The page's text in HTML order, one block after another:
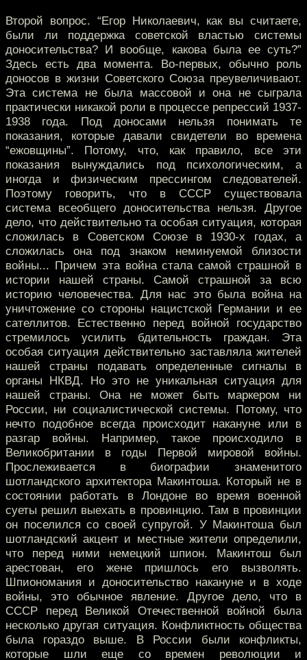
Второй вопрос. “Егор Николаевич, как вы считаете,
были ли поддержка советской властью системы
доносительства? И вообще, какова была ее суть?”
Здесь есть два момента. Во-первых, обычно роль
доносов в жизни Советского Союза преувеличивают.
Эта система не была массовой и она не сыграла
практически никакой роли в процессе репрессий 1937-
1938 года. Под доносами нельзя понимать те
показания, которые давали свидетели во времена
“ежовщины”. Потому, что, как правило, все эти
показания вынуждались под психологическим, а
иногда и физическим прессингом следователей.
Поэтому говорить, что в СССР существовала
система всеобщего доносительства нельзя. Другое
дело, что действительно та особая ситуация, которая
сложилась в Советском Союзе в 1930-х годах, а
сложилась она под знаком неминуемой близости
войны... Причем эта война стала самой страшной в
истории нашей страны. Самой страшной за всю
историю человечества. Для нас это была война на
уничтожение со стороны нацистской Германии и ее
сателлитов. Естественно перед войной государство
стремилось усилить бдительность граждан. Эта
особая ситуация действительно заставляла жителей
нашей страны подавать определенные сигналы в
органы НКВД. Но это не уникальная ситуация для
нашей страны. Она не может быть маркером ни
России, ни социалистической системы. Потому, что
нечто подобное всегда происходит накануне или в
разгар войны. Например, такое происходило в
Великобритании в годы Первой мировой войны.
Прослеживается в биографии знаменитого
шотландского архитектора Макинтоша. Который не в
состоянии работать в Лондоне во время военной
суеты решил выехать в провинцию. Там в провинции
он поселился со своей супругой. У Макинтоша был
шотландский акцент и местные жители определили,
что перед ними немецкий шпион. Макинтош был
арестован, его жене пришлось его вызволять.
Шпиономания и доносительство накануне и в ходе
войны, это обычное явление. Другое дело, что в
СССР перед Великой Отечественной войной была
несколько другая ситуация. Конфликтность общества
была гораздо выше. В России были конфликты,
которые шли еще со времен революции и